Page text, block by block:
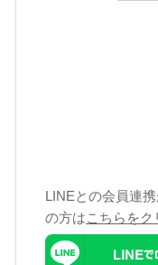
LINEとの会員連
の方はこちらをク